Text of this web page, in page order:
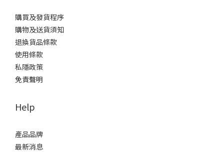
購買及發貨程序
購物及送貨須知
退換貨品條款
使用條款
私隱政策
免責聲明
Help
產品品牌
最新消息